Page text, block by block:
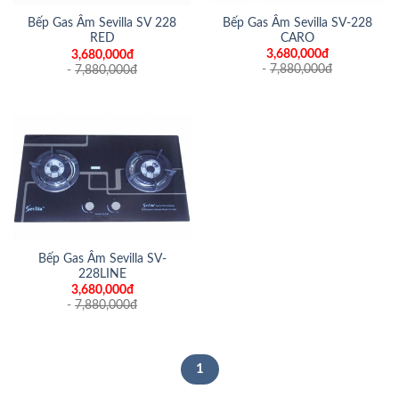
Bếp Gas Âm Sevilla SV 228
RED
3,680,000đ
- 7,880,000đ
Bếp Gas Âm Sevilla SV-228
CARO
3,680,000đ
- 7,880,000đ
Bếp Gas Âm Sevilla SV-
228LINE
3,680,000đ
- 7,880,000đ
1